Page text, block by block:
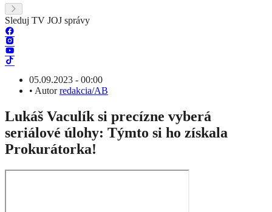
Sleduj TV JOJ správy
05.09.2023 - 00:00
• Autorredakcia/AB
Lukáš Vaculík si precízne vyberá
seriálové úlohy: Týmto si ho získala
Prokurátorka!